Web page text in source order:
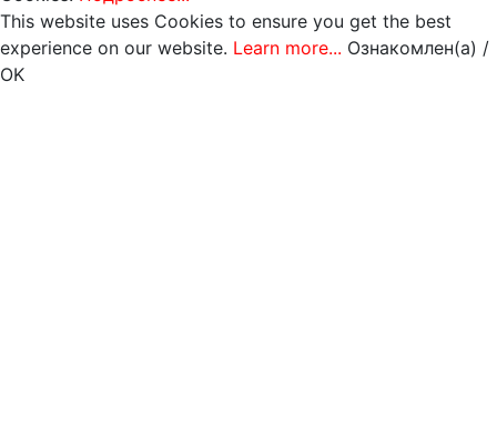
This website uses Cookies to ensure you get the best
experience on our website. Learn more... Ознакомлен(а) /
OK